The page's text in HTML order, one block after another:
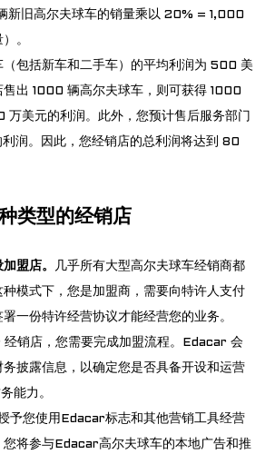
新旧高尔夫球车的销量乘以 20% = 1,000
。
（包括新车和二手车）的平均利润为 500 美
售出 1000 辆高尔夫球车，则可获得 1000
美元的利润。此外，您预计售后服务部门
润。因此，您经销店的总利润将达到 80
类型的经销店
盟店。 几乎所有大型高尔夫球车经销商都
模式下，您是加盟商，需要向特许人支付
一份特许经营协议才能经营您的业务。
销店，您需要完成加盟流程。Edacar 会
披露信息，以确定您是否具备开设和运营
能力。
予您使用Edacar标志和其他营销工具经营
您将参与Edacar高尔夫球车的本地广告和推